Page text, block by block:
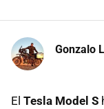
Gonzalo
El Tesla Model S